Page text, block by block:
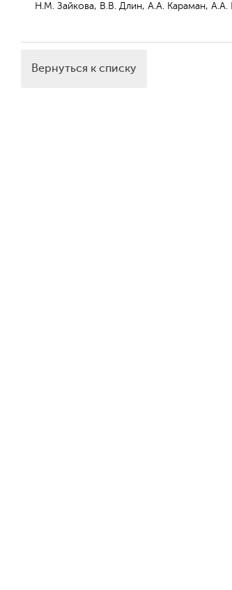
Н.М. Зайкова, В.В. Длин, А.А. Караман,
Вернуться к списку